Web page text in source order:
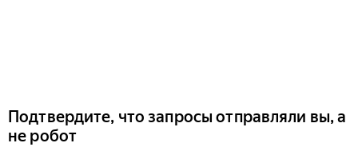
Подтвердите, что запросы отправляли вы, а
не робот